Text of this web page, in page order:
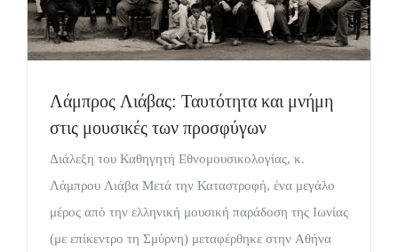
Λάμπρος Λιάβας: Ταυτότητα και μνήμη
στις μουσικές των προσφύγων
Διάλεξη του Καθηγητή Εθνομουσικολογίας, κ.
Λάμπρου Λιάβα Μετά την Καταστροφή, ένα μεγάλο
μέρος από την ελληνική μουσική παράδοση της Ιωνίας
(με επίκεντρο τη Σμύρνη) μεταφέρθηκε στην Αθήνα